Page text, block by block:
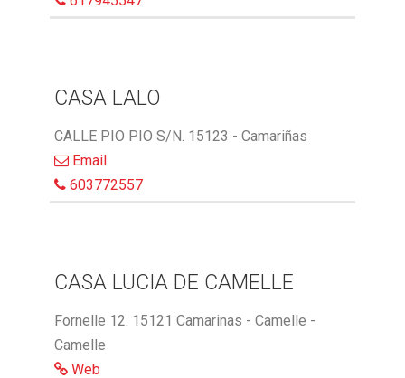
CASA LALO
CALLE PIO PIO S/N. 15123 - Camariñas
Email
603772557
CASA LUCIA DE CAMELLE
Fornelle 12. 15121 Camarinas - Camelle -
Camelle
Web